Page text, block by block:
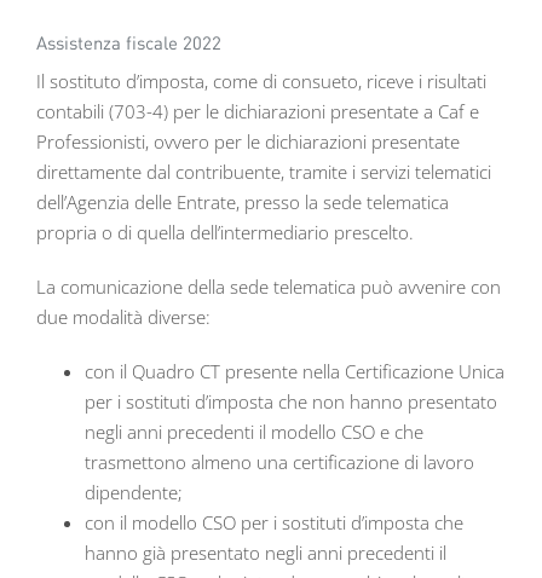
Assistenza fiscale 2022
Il sostituto d’imposta, come di consueto, riceve i risultati
contabili (703-4) per le dichiarazioni presentate a Caf e
Professionisti, ovvero per le dichiarazioni presentate
direttamente dal contribuente, tramite i servizi telematici
dell’Agenzia delle Entrate, presso la sede telematica
propria o di quella dell’intermediario prescelto.
La comunicazione della sede telematica può avvenire con
due modalità diverse:
con il Quadro CT presente nella Certificazione Unica
per i sostituti d’imposta che non hanno presentato
negli anni precedenti il modello CSO e che
trasmettono almeno una certificazione di lavoro
dipendente;
con il modello CSO per i sostituti d’imposta che
hanno già presentato negli anni precedenti il